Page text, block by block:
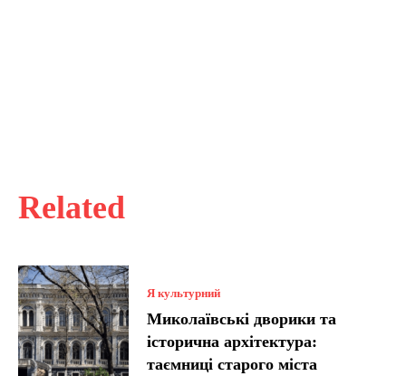
Related
Я культурний
Миколаївські дворики та
історична архітектура:
таємниці старого міста